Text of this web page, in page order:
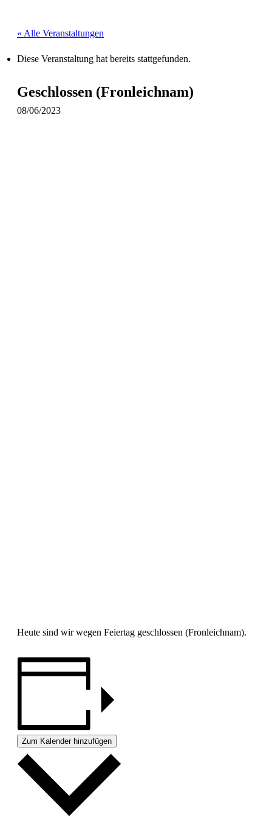
« Alle Veranstaltungen
Diese Veranstaltung hat bereits stattgefunden.
Geschlossen (Fronleichnam)
08/06/2023
Heute sind wir wegen Feiertag geschlossen (Fronleichnam).
Zum Kalender hinzufügen